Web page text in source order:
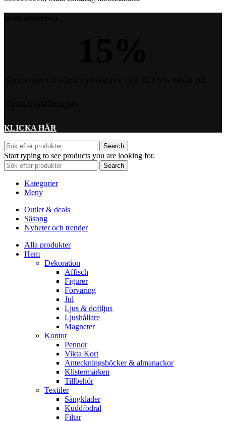
KLICKA HÄR
Search
Start typing to see products you are looking for.
Search
Kategorier
Meny
Outlet & deals
Säsong
Nyheter och trender
Alla produkter
Hem
Dekoration
Affisch
Figurer
Förvaring
Jul
Ljus & doftljus
Ljushållare
Magneter
Kontor
Pennor
Vikta Kort
Anteckningsböcker & almanackor
Klistermärken
Tillbehör
Textiler
Sängkläder
Kuddfodral
Filtar